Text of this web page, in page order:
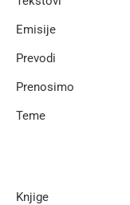
Emisije
Prevodi
Prenosimo
Teme
Knjige